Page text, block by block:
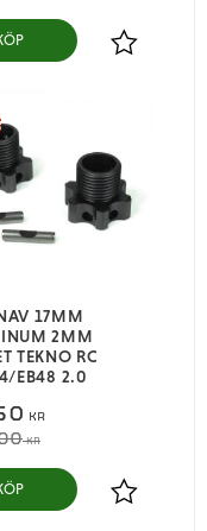
Lägg till i
17MM
2MM
TEKNO RC
EB48 2.0
KR
KR
Lägg till i